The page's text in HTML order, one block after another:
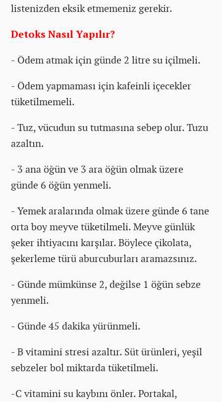
listenizden eksik etmemeniz gerekir.
Detoks Nasıl Yapılır?
- Ödem atmak için günde 2 litre su içilmeli.
- Ödem yapmaması için kafeinli içecekler
tüketilmemeli.
- Tuz, vücudun su tutmasına sebep olur. Tuzu
azaltın.
- 3 ana öğün ve 3 ara öğün olmak üzere
günde 6 öğün yenmeli.
- Yemek aralarında olmak üzere günde 6 tane
orta boy meyve tüketilmeli. Meyve günlük
şeker ihtiyacını karşılar. Böylece çikolata,
şekerleme türü aburcuburları aramazsınız.
- Günde mümkünse 2, değilse 1 öğün sebze
yenmeli.
- Günde 45 dakika yürünmeli.
- B vitamini stresi azaltır. Süt ürünleri, yeşil
sebzeler bol miktarda tüketilmeli.
-C vitamini su kaybını önler. Portakal,